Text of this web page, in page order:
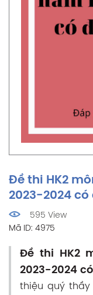
Đề thi HK2
2023-2024
595 View
Mã ID: 4975
Đề thi HK2
2023-2024
thiệu quý